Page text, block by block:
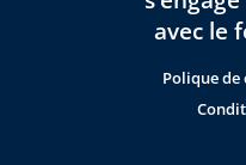
avec le
Polique